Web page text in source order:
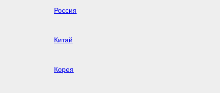
Россия
Китай
Корея